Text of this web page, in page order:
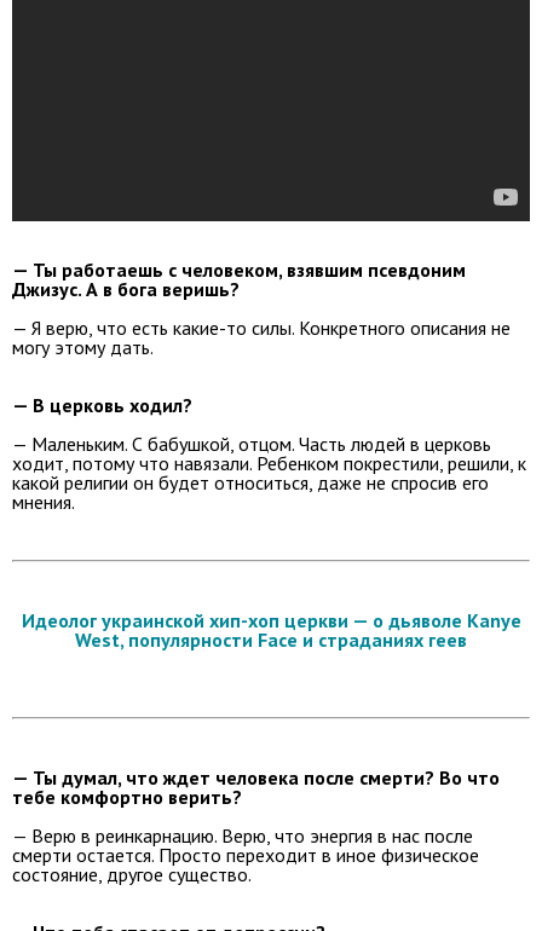
— Ты работаешь с человеком, взявшим псевдоним
Джизус. А в бога веришь?
— Я верю, что есть какие-то силы. Конкретного описания не
могу этому дать.
— В церковь ходил?
— Маленьким. С бабушкой, отцом. Часть людей в церковь
ходит, потому что навязали. Ребенком покрестили, решили, к
какой религии он будет относиться, даже не спросив его
мнения.
Идеолог украинской хип-хоп церкви — о дьяволе Kanye
West, популярности Face и страданиях геев
— Ты думал, что ждет человека после смерти? Во что
тебе комфортно верить?
— Верю в реинкарнацию. Верю, что энергия в нас после
смерти остается. Просто переходит в иное физическое
состояние, другое существо.